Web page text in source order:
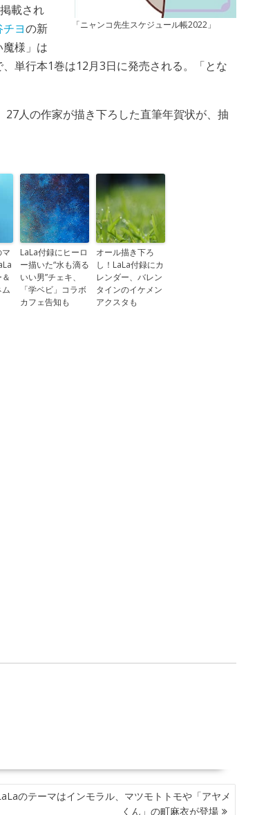
「ニャンコ先生スケジュール帳2022」
載され
ヨの新
様」は
単行本1巻は12月3日に発売される。「とな
人の作家が描き下ろした直筆年賀状が、抽
マ
LaLa付録にヒーロ
ー描いた“水も滴る
いい男”チェキ、
「学ベビ」コラボ
カフェ告知も
オール描き下ろ
し！LaLa付録にカ
レンダー、バレン
タインのイケメン
アクスタも
のテーマはインモラル、マツモトトモや「アヤメ
くん」の町麻衣が登場